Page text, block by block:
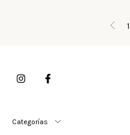
1
Categorías